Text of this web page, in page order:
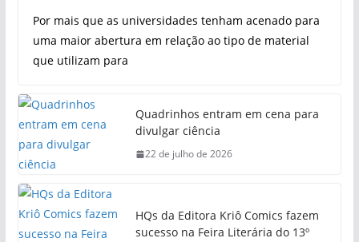
Por mais que as universidades tenham acenado para
uma maior abertura em relação ao tipo de material
que utilizam para
Quadrinhos entram em cena para
divulgar ciência
22 de julho de 2026
HQs da Editora Kriô Comics fazem
sucesso na Feira Literária do 13º